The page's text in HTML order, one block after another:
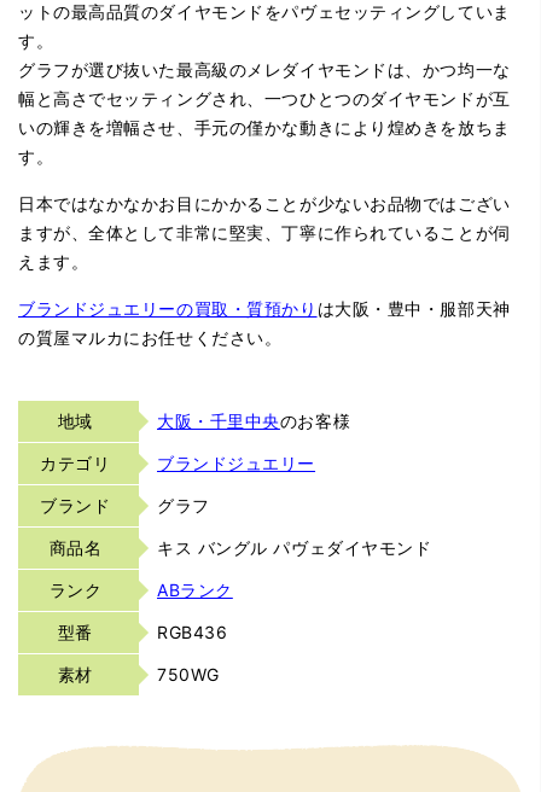
ットの最高品質のダイヤモンドをパヴェセッティングしていま
す。
グラフが選び抜いた最高級のメレダイヤモンドは、かつ均一な
幅と高さでセッティングされ、一つひとつのダイヤモンドが互
いの輝きを増幅させ、手元の僅かな動きにより煌めきを放ちま
す。
日本ではなかなかお目にかかることが少ないお品物ではござい
ますが、全体として非常に堅実、丁寧に作られていることが伺
えます。
ブランドジュエリーの買取・質預かり は大阪・豊中・服部天神
の質屋マルカにお任せください。
地域 大阪・千里中央のお客様
カテゴリ ブランドジュエリー
ブランド グラフ
商品名 キス バングル パヴェダイヤモンド
ランク ABランク
型番 RGB436
素材 750WG